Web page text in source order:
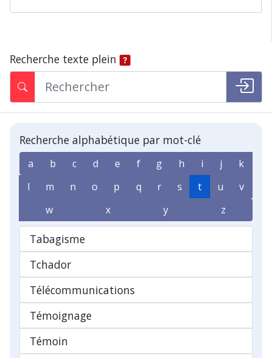
Recherche texte plein
Recherche alphabétique par mot-clé
a b c d e f g h i j
k
l
m n o p q r s t u
v
w
x y z
Tabagisme
Tchador
Télécommunications
Témoignage
Témoin